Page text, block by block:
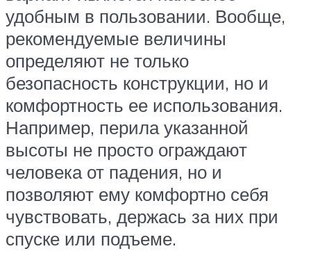
удобным в пользовании. Вообще,
рекомендуемые величины
определяют не только
безопасность конструкции, но и
комфортность ее использования.
Например, перила указанной
высоты не просто ограждают
человека от падения, но и
позволяют ему комфортно себя
чувствовать, держась за них при
спуске или подъеме.